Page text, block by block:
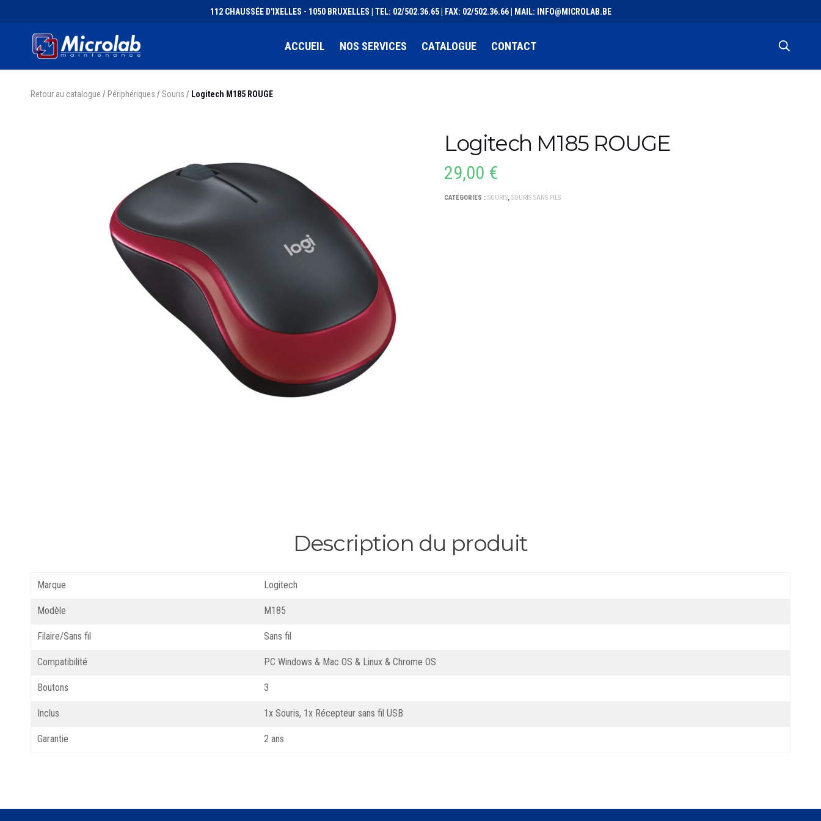
112 CHAUSSÉE D'IXELLES - 1050 BRUXELLES | TEL: 02/502.36.65 | FAX: 02/502.36.66 | MAIL: INFO@MICROLAB.BE
ACCUEIL NOS SERVICES CATALOGUE CONTACT
Retour au catalogue / Périphériques /Souris / Logitech M185 ROUGE
Logitech M185 ROUGE
29,00 €
CATÉGORIES : SOURIS, SOURIS SANS FILS
Description du produit
Marque Logitech
Modèle M185
Filaire/Sans fil Sans fil
Compatibilité PC Windows & Mac OS & Linux & Chrome OS
Boutons 3
Inclus 1x Souris, 1x Récepteur sans fil USB
Garantie 2 ans